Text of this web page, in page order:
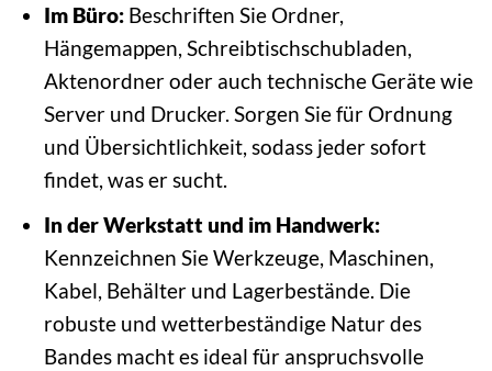
Im Büro:Beschriften Sie Ordner,
Hängemappen, Schreibtischschubladen,
Aktenordner oder auch technische Geräte wie
Server und Drucker. Sorgen Sie für Ordnung
und Übersichtlichkeit, sodass jeder sofort
findet, was er sucht.
In der Werkstatt und im Handwerk:
Kennzeichnen Sie Werkzeuge, Maschinen,
Kabel, Behälter und Lagerbestände. Die
robuste und wetterbeständige Natur des
Bandes macht es ideal für anspruchsvolle